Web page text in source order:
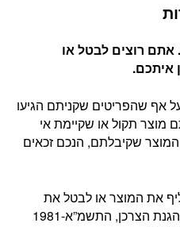
רוצים לבטל או
איתכם.
אף שהפריטים שקניתם הגיעו
מוצר תקול או שקיימת אי
שקיבלתם, הנכם זכאים
את המוצר או לבטל את
העסקה, בהתאם להוראות חוק הגנת הצרכן, התשמ”א-1981